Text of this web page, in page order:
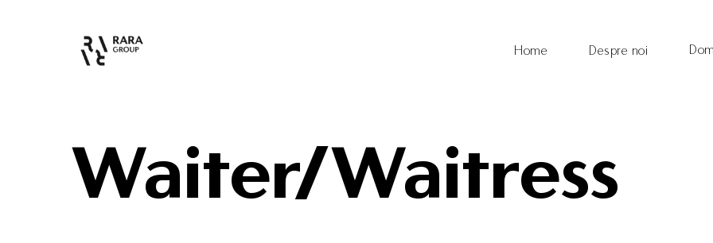
Home Despre noi
Waiter/Waitress